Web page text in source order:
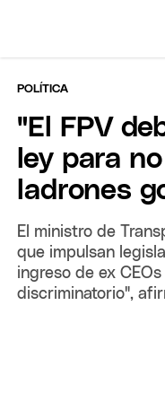
POLÍTICA
"El FPV
ley para
ladrones
El ministro de
que impulsan
ingreso de ex
discriminatorio",